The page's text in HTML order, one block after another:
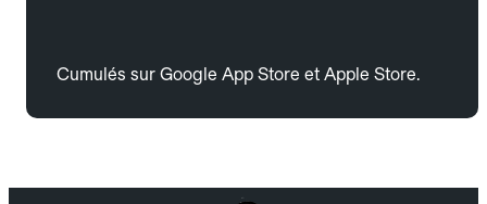
Cumulés sur Google App Store et Apple Store.